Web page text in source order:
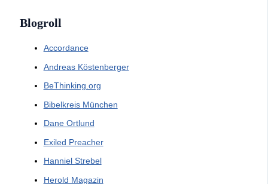
Blogroll
Accordance
Andreas Köstenberger
BeThinking.org
Bibelkreis München
Dane Ortlund
Exiled Preacher
Hanniel Strebel
Herold Magazin